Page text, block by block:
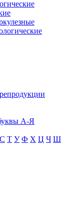
А-Я
С Т У Ф Х Ц Ч Ш